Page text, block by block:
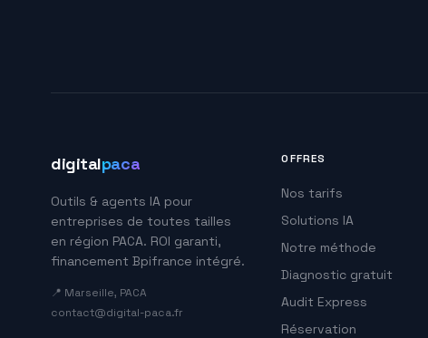
digitalpaca
Outils & agents IA pour
entreprises de toutes tailles
en région PACA. ROI garanti,
financement Bpifrance intégré.
📍 Marseille, PACA
contact@digital-paca.fr
OFFRES
Nos tarifs
Solutions IA
Notre méthode
Diagnostic gratuit
Audit Express
Réservation